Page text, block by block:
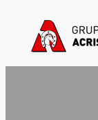
contenido